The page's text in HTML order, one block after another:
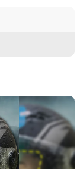
tahan
Berkendara
ini.
jenis helm
mata Anda.
helm.